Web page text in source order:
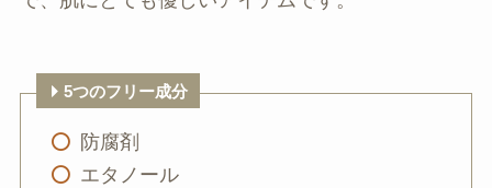
5つのフリー成分
防腐剤
エタノール